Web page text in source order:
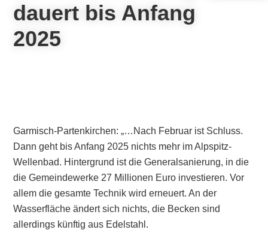
dauert bis Anfang
2025
Garmisch-Partenkirchen: „…Nach Februar ist Schluss.
Dann geht bis Anfang 2025 nichts mehr im Alpspitz-
Wellenbad. Hintergrund ist die Generalsanierung, in die
die Gemeindewerke 27 Millionen Euro investieren. Vor
allem die gesamte Technik wird erneuert. An der
Wasserfläche ändert sich nichts, die Becken sind
allerdings künftig aus Edelstahl.